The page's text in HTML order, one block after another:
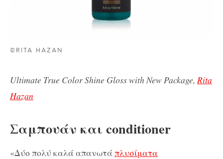
©RITA HAZAN
Ultimate True Color Shine Gloss with New Package, Rita
Hazan
Σαμπουάν και conditioner
«Δύο πολύ καλά απανωτάπλυσίματα